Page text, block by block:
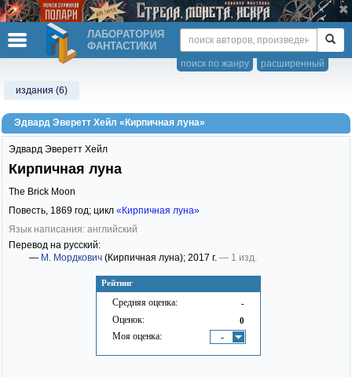
ЛАБОРАТОРИЯ
ФАНТАСТИКИ
расширенный
поиск по жанру
издания (6)
Эдвард Эверетт Хейл «Кирпичная луна»
Рейтинг
Средняя оценка: -
Оценок: 0
Моя оценка: -
Эдвард Эверетт Хейл
Кирпичная луна
The Brick Moon
Повесть, 1869 год; цикл «Кирпичная луна»
Язык написания: английский
Перевод на русский:
— М. Мордкович (Кирпичная луна); 2017 г. — 1 изд.